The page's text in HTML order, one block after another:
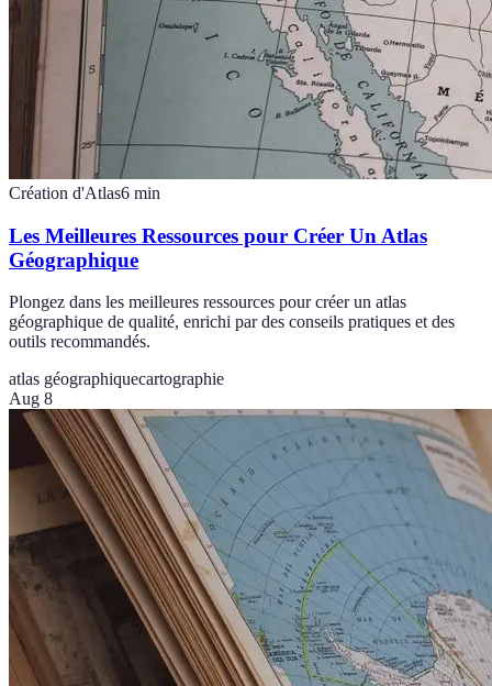
Création d'Atlas6 min
Les Meilleures Ressources pour Créer Un Atlas
Géographique
Plongez dans les meilleures ressources pour créer un atlas
géographique de qualité, enrichi par des conseils pratiques et des
outils recommandés.
atlas géographiquecartographie
Aug 8